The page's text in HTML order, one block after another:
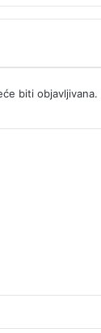
biti objavljivana.